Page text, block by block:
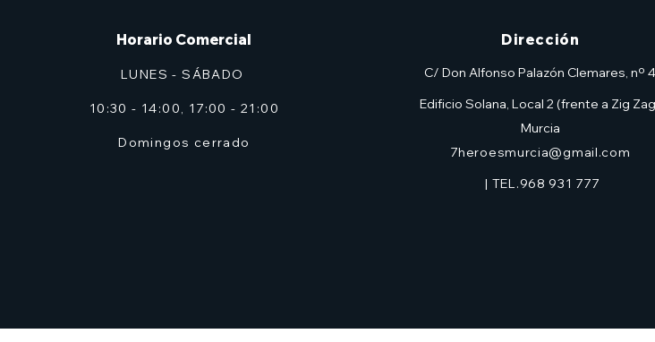
Horario Comercial
LUNES - SÁBADO
10:30 - 14:00, 17:00 - 21:00
Domingos cerrado
Dirección
C/ Don Alfonso Palazón Clemares, nº 4
Edificio Solana, Local 2 (frente a Zig
Murcia
7heroesmurcia@gmail.com
| TEL.968 931 777